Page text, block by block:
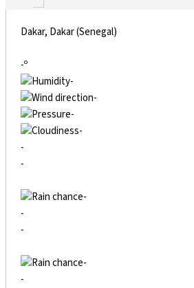
Dakar, Dakar (Senegal)
-º
-
-
-
-
-
-
-
-
-
-
-